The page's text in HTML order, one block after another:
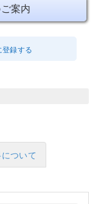
案内
録する
ついて